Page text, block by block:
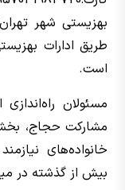
بهزیستی شهر
طریق ادارات
است.
مسئولان
مشارکت حجاج،
خانواده‌های
بیش از گذشته در